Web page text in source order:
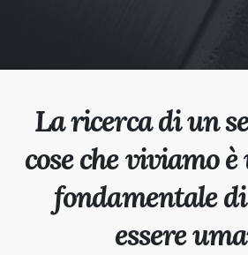
La ricerca di un
cose che viviamo
fondamentale
essere